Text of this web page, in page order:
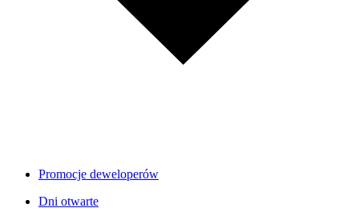
Promocje deweloperów
Dni otwarte